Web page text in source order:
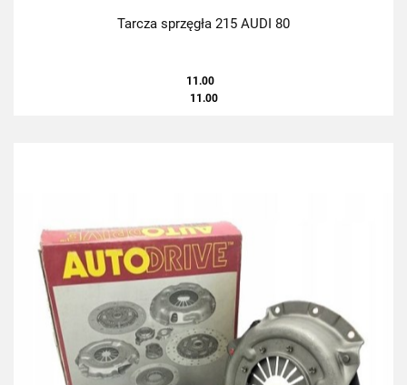
Tarcza sprzęgła 215 AUDI 80
11.00
11.00